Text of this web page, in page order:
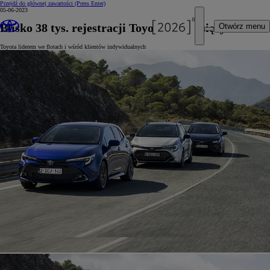
Przejdź do głównej zawartości (Press Enter)
Otwórz menu
05-06-2023
Blisko 38 tys. rejestracji Toyot w 5 miesięcy
Toyota liderem we flotach i wśród klientów indywidualnych